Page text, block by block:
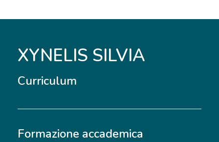
XYNELIS SILVIA
Curriculum
Formazione accademica